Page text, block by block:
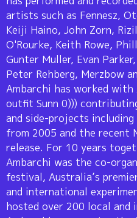
artists such as Fennesz,
Keiji Haino, John Zorn,
O'Rourke, Keith Rowe,
Gunter Muller, Evan
Peter Rehberg, Merzbow
Ambarchi has worked with
outfit Sunn 0)))
and side-projects
from 2005 and the recent
release. For 10 years
Ambarchi was the co-
festival, Australia’s
and international
hosted over 200 local and